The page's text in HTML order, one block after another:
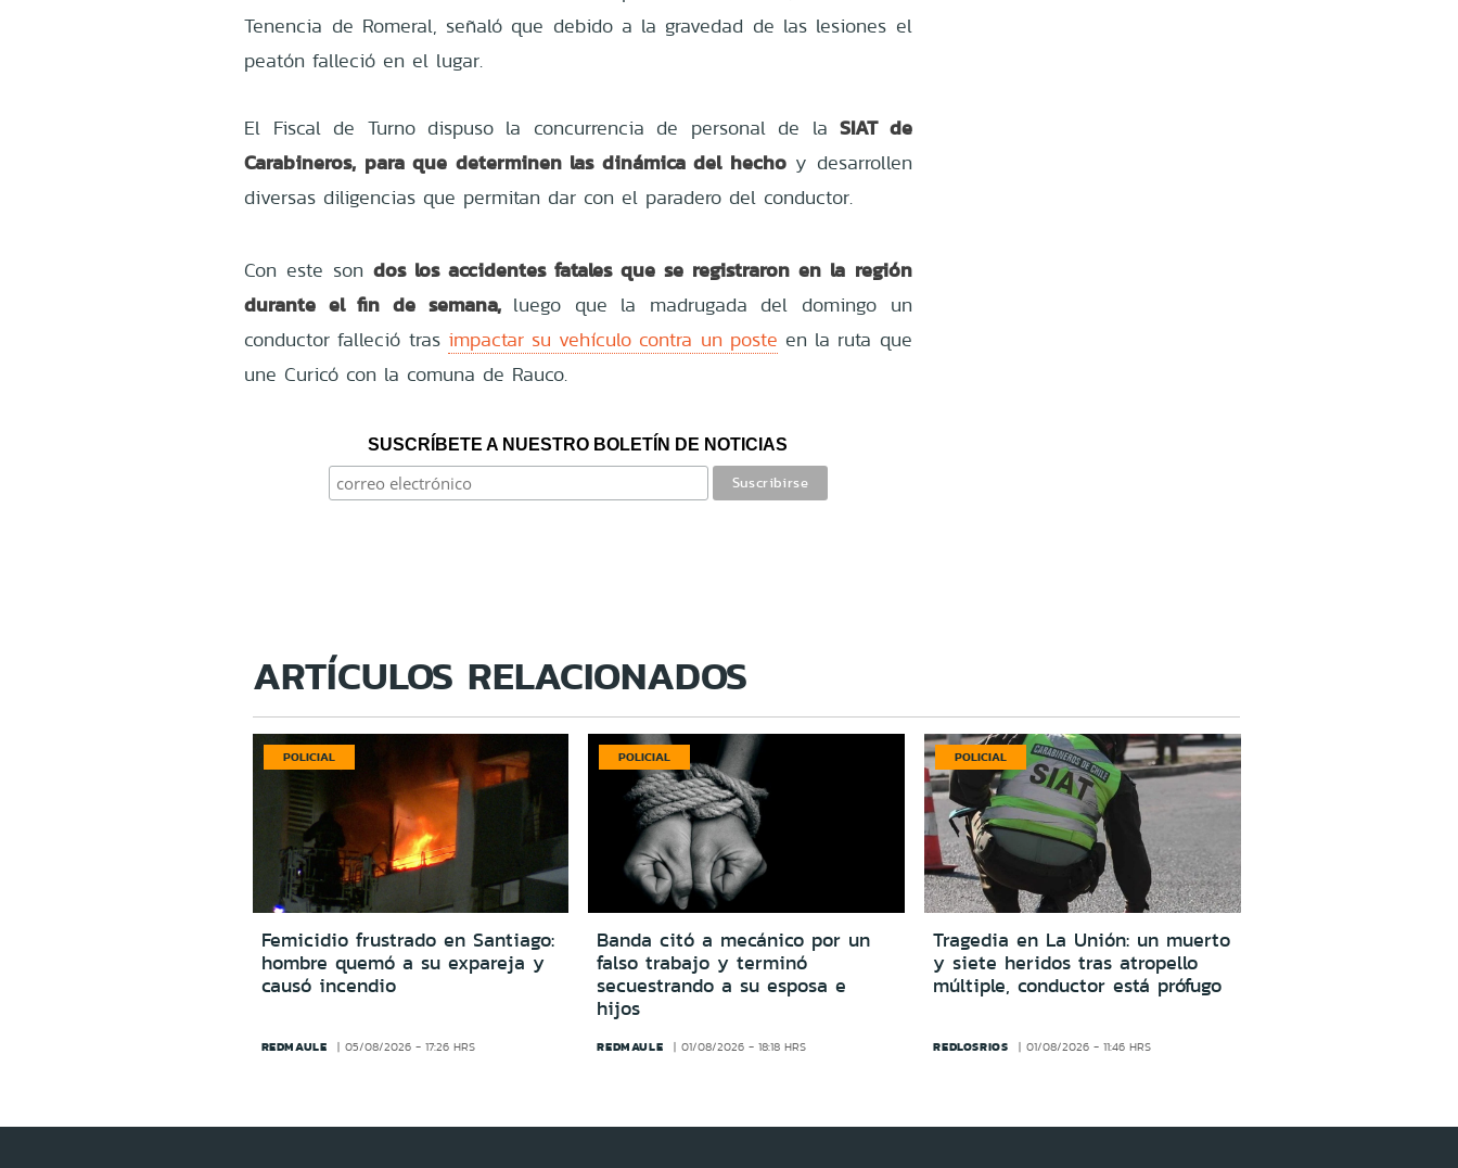
Tenencia de Romeral, señaló que debido a la gravedad de las lesiones el
peatón falleció en el lugar.
El Fiscal de Turno dispuso la concurrencia de personal de laSIAT de
Carabineros, para que determinen las dinámica del hechoy desarrollen
diversas diligencias que permitan dar con el paradero del conductor.
Con este son dos los accidentes fatales que se registraron en la región
durante el fin de semana, luego que la madrugada del domingo un
conductor falleció tras impactar su vehículo contra un poste en la ruta que
une Curicó con la comuna de Rauco.
SUSCRÍBETE A NUESTRO BOLETÍN DE NOTICIAS
ARTÍCULOS RELACIONADOS
POLICIAL
Femicidio frustrado en Santiago:
hombre quemó a su expareja y
causó incendio
REDMAULE 05/08/2026 - 17:26 HRS
POLICIAL
Banda citó a mecánico por un
falso trabajo y terminó
secuestrando a su esposa e
hijos
REDMAULE 01/08/2026 - 18:18 HRS
POLICIAL
Tragedia en La Unión: un muerto
y siete heridos tras atropello
múltiple, conductor está prófugo
REDLOSRIOS 01/08/2026 - 11:46 HRS